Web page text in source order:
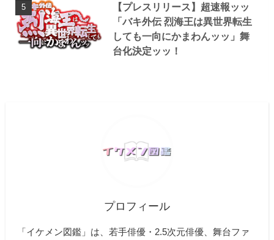
【プレスリリース】超速報ッッ
「バキ外伝 烈海王は異世界転生
しても一向にかまわんッッ」舞
台化決定ッッ！
プロフィール
「イケメン図鑑」は、若手俳優・2.5次元俳優、舞台ファ